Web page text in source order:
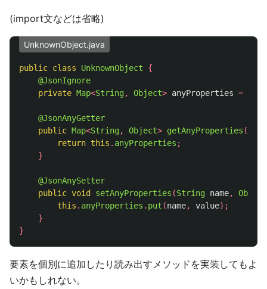
(import文などは省略)
UnknownObject.java
public class UnknownObject
{
@JsonIgnore
private Map<String, Object> anyProperties =
@JsonAnyGetter
public Map<String, Object> getAnyProperties ()
return this . anyProperties ;
}
@JsonAnySetter
public void setAnyProperties (String name,
Object
this . anyProperties . put (name, value);
}
}
要素を個別に追加したり読み出すメソッドを実装してもよ
いかもしれない。